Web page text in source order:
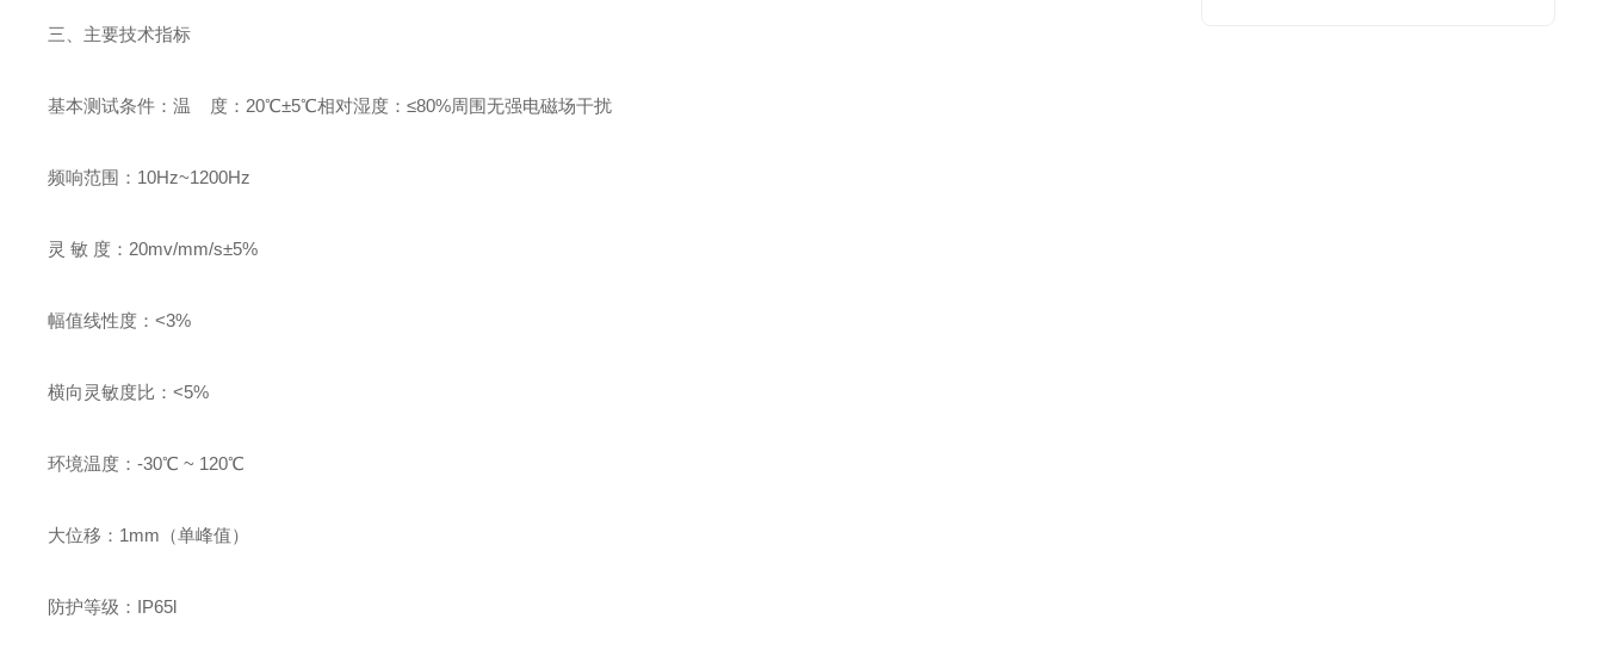
三、主要技术指标
基本测试条件：温 度： 20℃±5℃相对湿度：≤80%周围无强电磁场干扰
频响范围： 10Hz~1200Hz
灵 敏 度： 20mv/mm/s±5%
幅值线性度：<3%
横向灵敏度比：<5%
环境温度：-30℃ ~ 120℃
大位移： 1mm （单峰值）
防护等级： IP65l